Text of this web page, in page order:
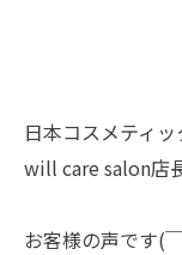
日本コスメティ
will care salon店
お客様の声です(